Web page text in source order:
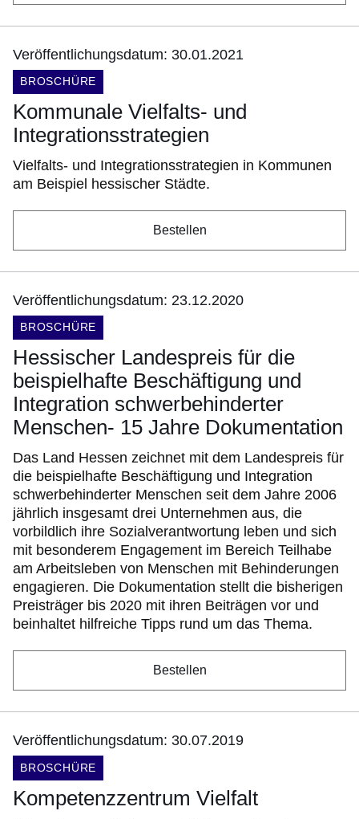
Veröffentlichungsdatum: 30.01.2021
DOKUMENTENART:
BROSCHÜRE
Kommunale Vielfalts- und
Integrationsstrategien
Vielfalts- und Integrationsstrategien in Kommunen
am Beispiel hessischer Städte.
Bestellen
Veröffentlichungsdatum: 23.12.2020
DOKUMENTENART:
BROSCHÜRE
Hessischer Landespreis für die
beispielhafte Beschäftigung und
Integration schwerbehinderter
Menschen- 15 Jahre Dokumentation
Das Land Hessen zeichnet mit dem Landespreis für
die beispielhafte Beschäftigung und Integration
schwerbehinderter Menschen seit dem Jahre 2006
jährlich insgesamt drei Unternehmen aus, die
vorbildlich ihre Sozialverantwortung leben und sich
mit besonderem Engagement im Bereich Teilhabe
am Arbeitsleben von Menschen mit Behinderungen
engagieren. Die Dokumentation stellt die bisherigen
Preisträger bis 2020 mit ihren Beiträgen vor und
beinhaltet hilfreiche Tipps rund um das Thema.
Bestellen
Veröffentlichungsdatum: 30.07.2019
DOKUMENTENART:
BROSCHÜRE
Kompetenzzentrum Vielfalt